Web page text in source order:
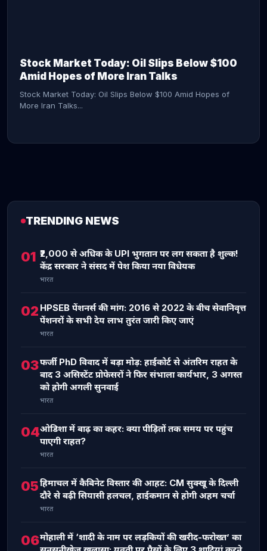
Stock Market Today: Oil Slips Below $100
Amid Hopes of More Iran Talks
Stock Market Today: Oil Slips Below $100 Amid Hopes of
More Iran Talks...
TRENDING NEWS
01 ₹2,000 से अधिक के UPI भुगतान पर लग सकता है शुल्क!
केंद्र सरकार ने संसद में पेश किया नया विधेयक
भारत
02 HPSEB पेंशनर्स की मांग: 2016 से 2022 के बीच सेवानिवृत्त
पेंशनरों के सभी देय लाभ तुरंत जारी किए जाएं
भारत
03फर्जी PhD विवाद में बड़ा मोड़: हाईकोर्ट से अंतरिम राहत के
बाद 3 असिस्टेंट प्रोफेसरों ने फिर संभाला कार्यभार, 3 अगस्त
को होगी अगली सुनवाई
भारत
04ओडिशा में बाढ़ का कहर: क्या पीड़ितों तक समय पर पहुंच
पाएगी राहत?
भारत
05हिमाचल में कैबिनेट विस्तार की आहट: CM सुक्खू के दिल्ली
दौरे से बढ़ी सियासी हलचल, हाईकमान से होगी अहम चर्चा
भारत
06मोहाली में ‘शादी के नाम पर लड़कियों की खरीद-फरोख्त’ का